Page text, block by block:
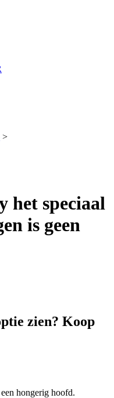
>
het speciaal
is geen
zien? Koop
hongerig hoofd.